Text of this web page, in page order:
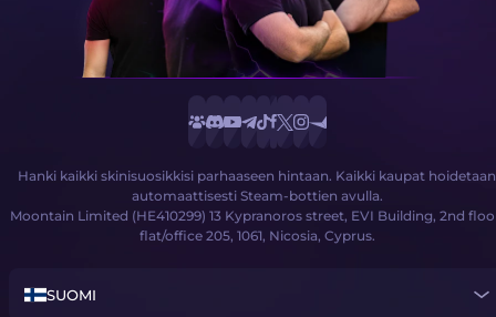
Hanki kaikki skinisuosikkisi parhaaseen hintaan. Kaikki kaupat hoidetaan
automaattisesti Steam-bottien avulla.
Moontain Limited (HE410299) 13 Kypranoros street, EVI Building, 2nd
flat/office 205, 1061, Nicosia, Cyprus.
SUOMI